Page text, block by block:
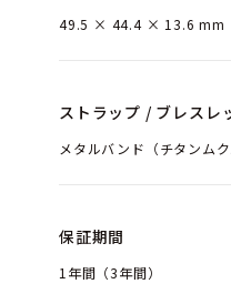
49.5 × 44.4 × 13.6 mm
ストラップ / ブレスレ
メタルバンド（チタンムク
保証期間
1年間（3年間）